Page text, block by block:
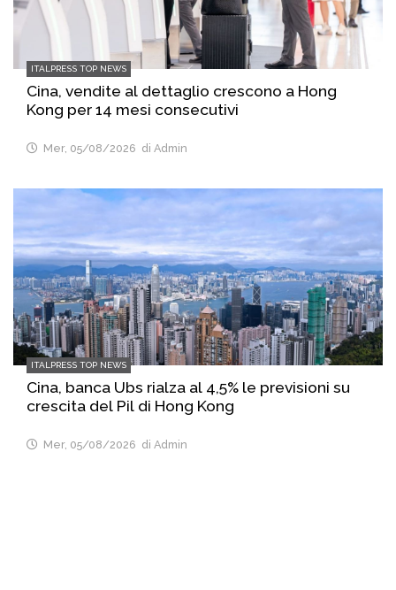
ITALPRESS TOP NEWS
Cina, vendite al dettaglio crescono a Hong
Kong per 14 mesi consecutivi
Mer, 05/08/2026 di Admin
ITALPRESS TOP NEWS
Cina, banca Ubs rialza al 4,5% le previsioni su
crescita del Pil di Hong Kong
Mer, 05/08/2026 di Admin